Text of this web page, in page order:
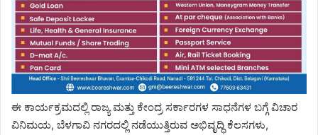
ಈ ಕಾರ್ಯಕ್ರಮದಲ್ಲಿ ರಾಜ್ಯ ಮತ್ತು ಕೇಂದ್ರ ಸರ್ಕಾರಗಳ ಸಾಧನೆಗಳ ಬಗ್ಗೆ ವಿಚಾರ
ವಿನಿಮಯ, ಬೆಳಗಾವಿ ನಗರದಲ್ಲಿ ನಡೆಯುತ್ತಿರುವ ಅಭಿವೃದ್ಧಿ ಕೆಲಸಗಳು,